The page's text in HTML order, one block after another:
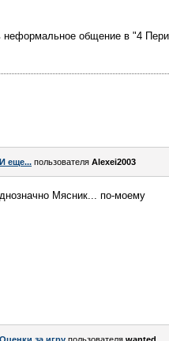
неформальное общение в "4
еще... пользователя Alexei2003
Мясник... по-моему